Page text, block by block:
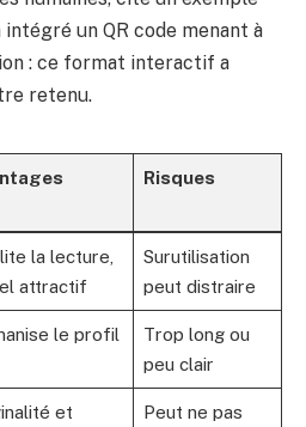
un QR code menant à
: ce format interactif a
retenu.
Risques
la lecture,
attractif
Surutilisation
peut distraire
le profil
Trop long ou
peu clair
et
Peut ne pas